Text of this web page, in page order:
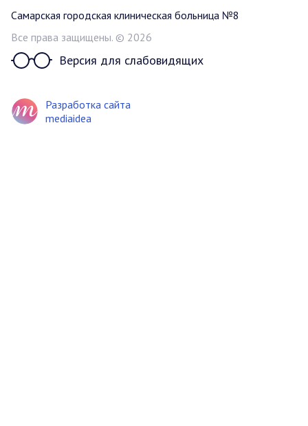
Самарская городская клиническая больница №8
Все права защищены. © 2026
Версия для слабовидящих
Разработка сайта
mediaidea